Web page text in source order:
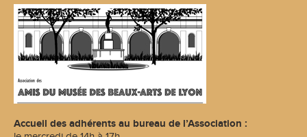
Accueil des adhérents au bureau de l’Association :